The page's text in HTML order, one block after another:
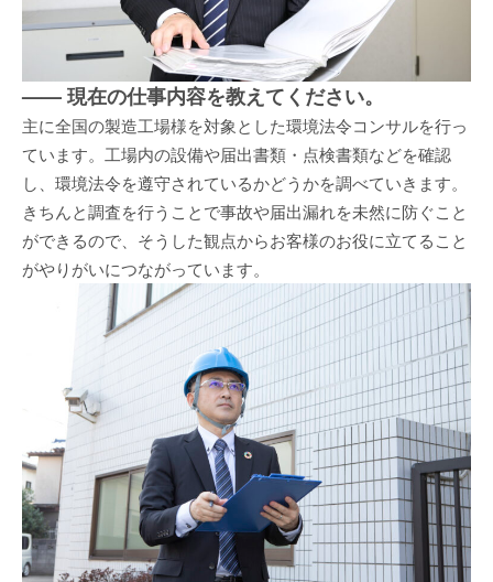
—— 現在の仕事内容を教えてください。
主に全国の製造工場様を対象とした環境法令コンサルを行っ
ています。工場内の設備や届出書類・点検書類などを確認
し、環境法令を遵守されているかどうかを調べていきます。
きちんと調査を行うことで事故や届出漏れを未然に防ぐこと
ができるので、そうした観点からお客様のお役に立てること
がやりがいにつながっています。